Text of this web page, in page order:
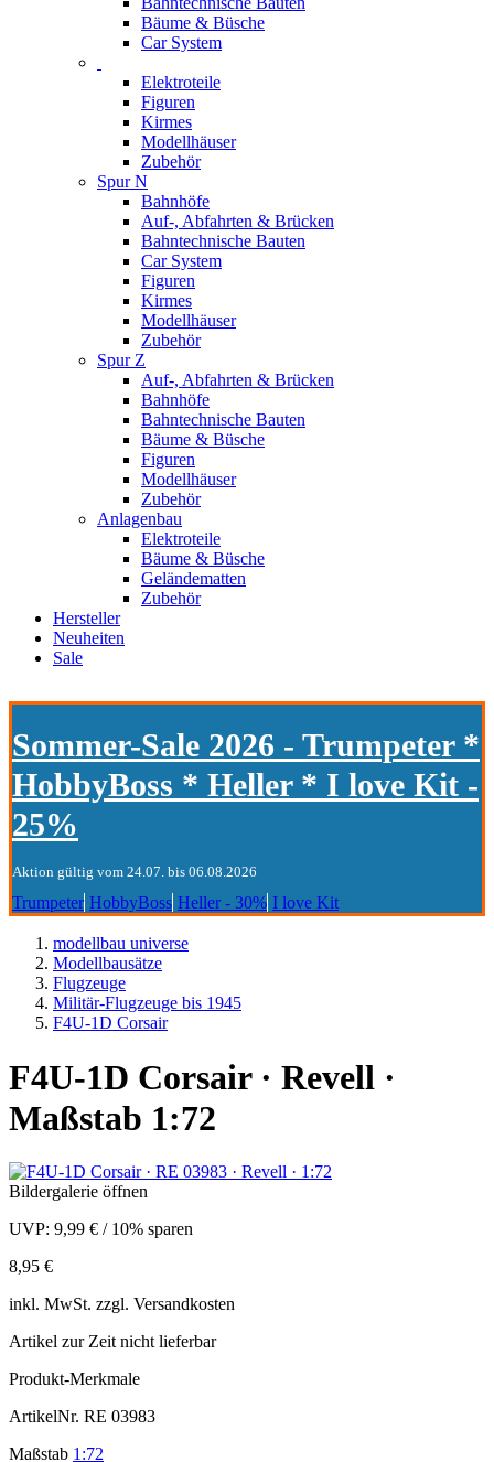
Bäume & Büsche
Car System
Elektroteile
Figuren
Kirmes
Modellhäuser
Zubehör
Spur N
Bahnhöfe
Auf-, Abfahrten & Brücken
Bahntechnische Bauten
Car System
Figuren
Kirmes
Modellhäuser
Zubehör
Spur Z
Auf-, Abfahrten & Brücken
Bahnhöfe
Bahntechnische Bauten
Bäume & Büsche
Figuren
Modellhäuser
Zubehör
Anlagenbau
Elektroteile
Bäume & Büsche
Geländematten
Zubehör
Hersteller
Neuheiten
Sale
Sommer-Sale 2026 - Trumpeter *
HobbyBoss * Heller * I love Kit -
25%
Aktion gültig vom 24.07. bis 06.08.2026
Trumpeter HobbyBoss Heller - 30% I love Kit
modellbau universe
Modellbausätze
Flugzeuge
Militär-Flugzeuge bis 1945
F4U-1D Corsair
F4U-1D Corsair · Revell ·
Maßstab 1:72
Bildergalerie öffnen
UVP: 9,99 € / 10% sparen
8,95 €
inkl. MwSt. zzgl. Versandkosten
Artikel zur Zeit nicht lieferbar
Produkt-Merkmale
ArtikelNr. RE 03983
Maßstab 1:72